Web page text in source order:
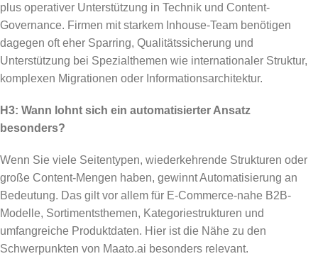
plus operativer Unterstützung in Technik und Content-
Governance. Firmen mit starkem Inhouse-Team benötigen
dagegen oft eher Sparring, Qualitätssicherung und
Unterstützung bei Spezialthemen wie internationaler Struktur,
komplexen Migrationen oder Informationsarchitektur.
H3: Wann lohnt sich ein automatisierter Ansatz
besonders?
Wenn Sie viele Seitentypen, wiederkehrende Strukturen oder
große Content-Mengen haben, gewinnt Automatisierung an
Bedeutung. Das gilt vor allem für E-Commerce-nahe B2B-
Modelle, Sortimentsthemen, Kategoriestrukturen und
umfangreiche Produktdaten. Hier ist die Nähe zu den
Schwerpunkten von Maato.ai besonders relevant.